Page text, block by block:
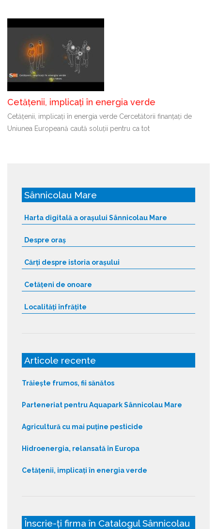
Cetățenii, implicați în energia verde
Cetățenii, implicați în energia verde Cercetătorii finanțați de
Uniunea Europeană caută soluții pentru ca tot
Sânnicolau Mare
Harta digitală a orașului Sânnicolau Mare
Despre oraș
Cărți despre istoria orașului
Cetățeni de onoare
Localități înfrățite
Articole recente
Trăiește frumos, fii sănătos
Parteneriat pentru Aquapark Sânnicolau Mare
Agricultură cu mai puține pesticide
Hidroenergia, relansată în Europa
Cetățenii, implicați în energia verde
Înscrie-ți firma în Catalogul Sânnicolau